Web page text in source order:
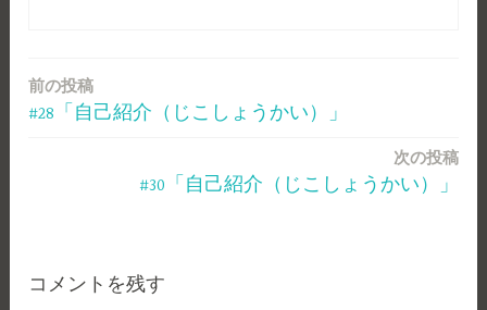
投
ー
前の投稿
#28「自己紹介（じこしょうかい）」
次の投稿
#30「自己紹介（じこしょうかい）」
コメントを残す